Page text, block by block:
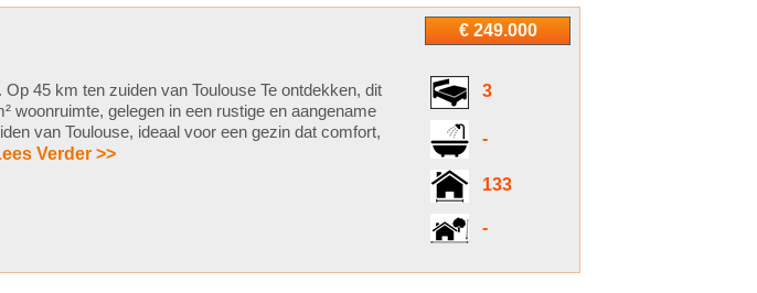
€ 249.000
3
-
133
-
45 km ten zuiden van Toulouse Te ontdekken, dit
woonruimte, gelegen in een rustige en aangename
van Toulouse, ideaal voor een gezin dat comfort,
Verder >>